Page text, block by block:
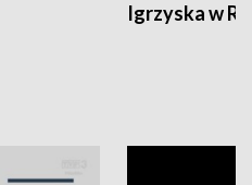
Igrzyska w